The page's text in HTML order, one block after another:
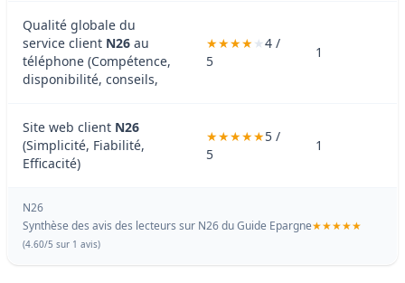
Qualité globale du
service client N26 au
téléphone (Compétence,
disponibilité, conseils,
4 /
5
1
Site web client N26
(Simplicité, Fiabilité,
Efficacité)
5 /
5
1
N26
Synthèse des avis des lecteurs sur N26 duGuide Epargne
(4.60/5 sur 1 avis)